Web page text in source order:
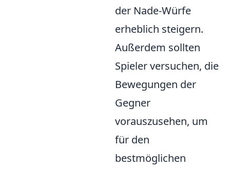
der Nade-Würfe
erheblich steigern.
Außerdem sollten
Spieler versuchen, die
Bewegungen der
Gegner
vorauszusehen, um
für den
bestmöglichen